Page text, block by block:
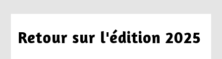
Retour sur l'édition 2025